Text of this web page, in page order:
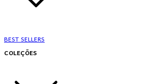
BEST SELLERS
COLEÇÕES